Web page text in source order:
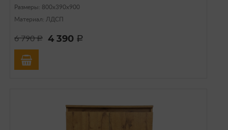
Размеры: 800х390х900
Материал: ЛДСП
6 790a 4 390 a